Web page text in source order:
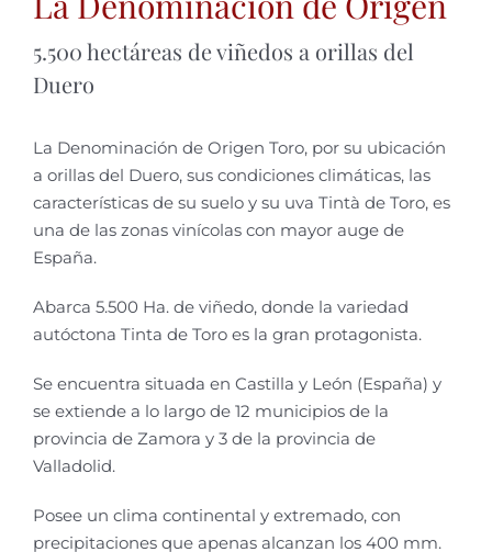
5.500 hectáreas de viñedos a orillas del
Duero
La Denominación de Origen Toro, por su ubicación
a orillas del Duero, sus condiciones climáticas, las
características de su suelo y su uva Tintà de Toro, es
una de las zonas vinícolas con mayor auge de
España.
Abarca 5.500 Ha. de viñedo, donde la variedad
autóctona Tinta de Toro es la gran protagonista.
Se encuentra situada en Castilla y León (España) y
se extiende a lo largo de 12 municipios de la
provincia de Zamora y 3 de la provincia de
Valladolid.
Posee un clima continental y extremado, con
precipitaciones que apenas alcanzan los 400 mm.